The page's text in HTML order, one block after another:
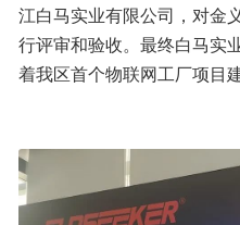
江白马实业有限公司，对金
行评审和验收。最终白马实
着我区首个物联网工厂项目建